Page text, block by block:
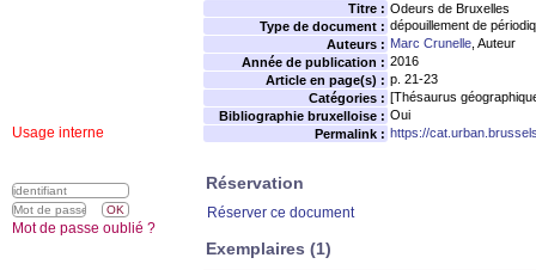
Titre : Odeurs de Bruxelles
Type de document : dépouillement de
Auteurs : Marc Crunelle , Auteur
Année de publication : 2016
Article en page(s) : p. 21-23
Catégories : [Thésaurus
Bibliographie bruxelloise : Oui
Permalink : https://
Réservation
Réserver ce document
Exemplaires (1)
Usage interne
Mot de passe oublié ?